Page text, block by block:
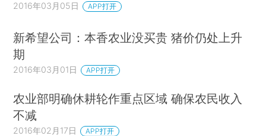
2016年03月05日 APP打开
新希望公司：本香农业没买贵 猪价仍处上升
期
2016年03月01日 APP打开
农业部明确休耕轮作重点区域 确保农民收入
不减
2016年02月17日 APP打开